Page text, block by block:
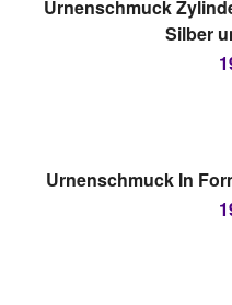
Urnenschmuck
Silber
Urnenschmuck In